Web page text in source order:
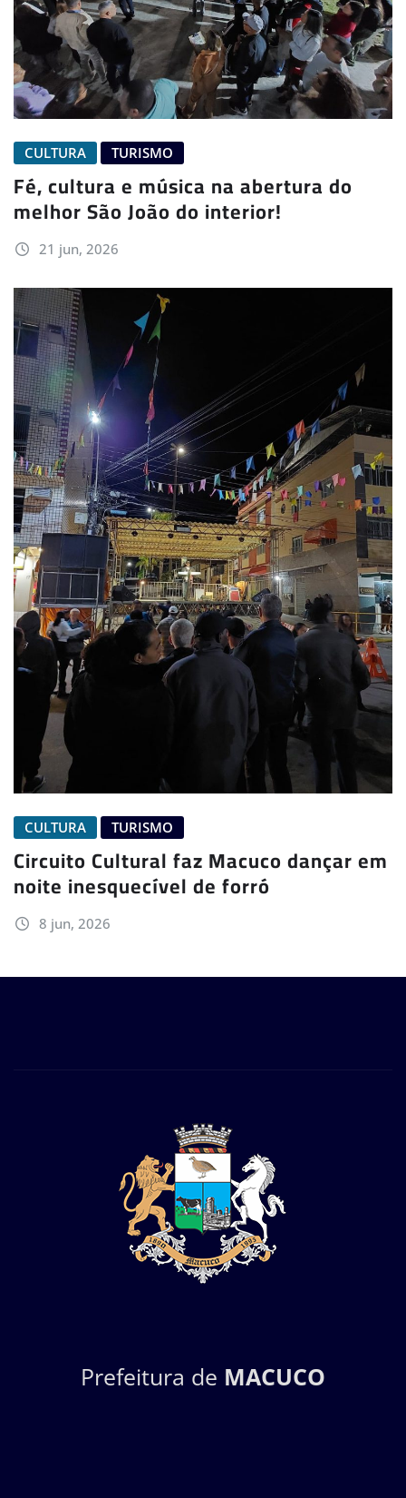
CULTURA TURISMO
Fé, cultura e música na abertura do
melhor São João do interior!
21 jun, 2026
CULTURA TURISMO
Circuito Cultural faz Macuco dançar em
noite inesquecível de forró
8 jun, 2026
Prefeitura de MACUCO